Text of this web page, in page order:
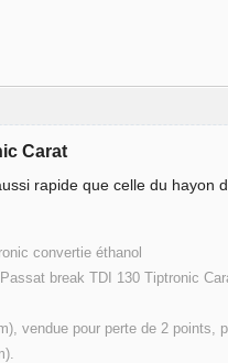
Carat
rapide que celle du hayon
convertie éthanol
break TDI 130 Tiptronic
vendue pour perte de 2